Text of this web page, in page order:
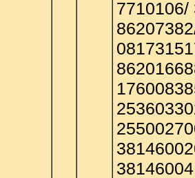
7710106/